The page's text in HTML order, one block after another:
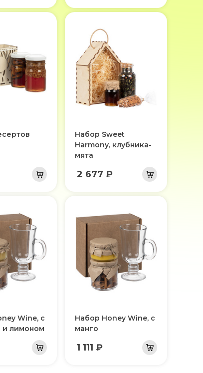
Набор Sweet
Harmony, клубника-
мята
2 677 ₽
Wine, с
лимоном
Набор Honey Wine, с
манго
1 111 ₽